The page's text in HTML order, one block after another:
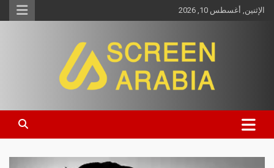
الإثنين, أغسطس 10, 2026
Screen Arabia